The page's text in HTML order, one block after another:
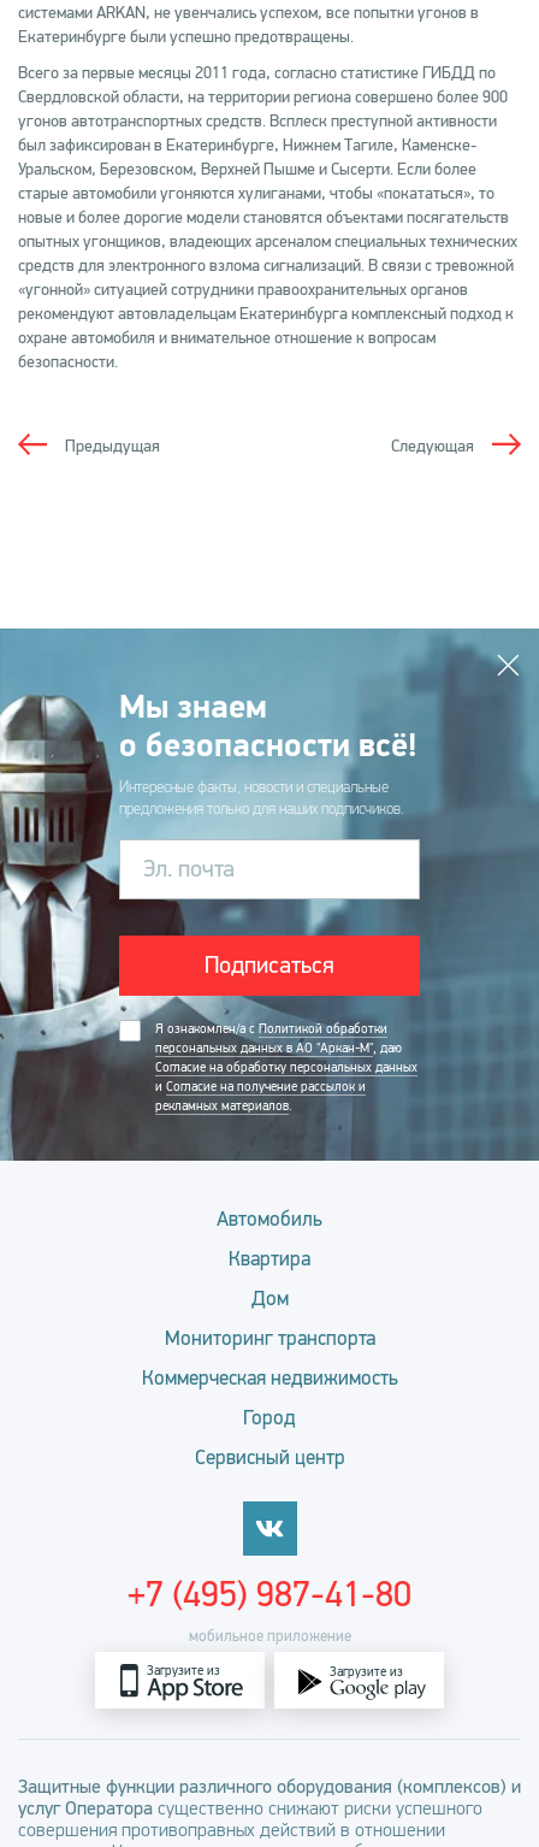
системами ARKAN, не увенчались успехом, все попытки угонов в
Екатеринбурге были успешно предотвращены.
Всего за первые месяцы 2011 года, согласно статистике ГИБДД по
Свердловской области, на территории региона совершено более 900
угонов автотранспортных средств. Всплеск преступной активности
был зафиксирован в Екатеринбурге, Нижнем Тагиле, Каменске-
Уральском, Березовском, Верхней Пышме и Сысерти. Если более
старые автомобили угоняются хулиганами, чтобы «покататься», то
новые и более дорогие модели становятся объектами посягательств
опытных угонщиков, владеющих арсеналом специальных технических
средств для электронного взлома сигнализаций. В связи с тревожной
«угонной» ситуацией сотрудники правоохранительных органов
рекомендуют автовладельцам Екатеринбурга комплексный подход к
охране автомобиля и внимательное отношение к вопросам
безопасности.
Следующая
Предыдущая
Мы знаем
о безопасности всё!
Интересные факты, новости и специальные
предложения только для наших подписчиков.
Эл. почта
Подписаться
Я ознакомлен/а с Политикой обработки
персональных данных в АО "Аркан-М", даю
Согласие на обработку персональных данных
и Согласие на получение рассылок и
рекламных материалов.
Автомобиль
Квартира
Дом
Мониторинг транспорта
Коммерческая недвижимость
Город
Сервисный центр
мобильное приложение
Загрузите из Загрузите из
+7 (495) 987-41-80
Защитные функции различного оборудования (комплексов) и
услуг Оператора существенно снижают риски успешного
совершения противоправных действий в отношении